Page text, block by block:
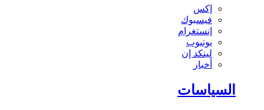
إكس
فيسبوك
إنستغرام
يوتيوب
لينكد إن
أخبار
السياسات